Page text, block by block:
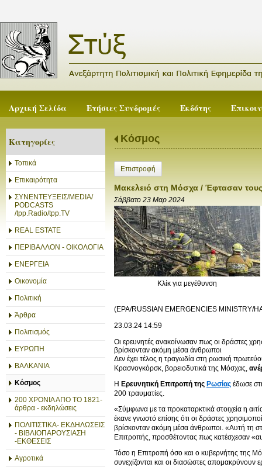
Αρχική Σελίδα Ετήσιες Συνδρομές Εκδότης
Κατηγορίες
Τοπικά
Επικαιρότητα
ΣΥΝΕΝΤΕΥΞΕΙΣ/MEDIA/
PODCASTS
/tpp.Radio/tpp.TV
REAL ESTATE
ΠΕΡΙΒΑΛΛΟΝ - ΟΙΚΟΛΟΓΙΑ
ΕΝΕΡΓΕΙΑ
Οικονομία
Πολιτική
Άρθρα
Πολιτισμός
ΕΥΡΩΠΗ
ΒΑΛΚΑΝΙΑ
Κόσμος
200 ΧΡΟΝΙΑ ΑΠΟ ΤΟ 1821-
άρθρα - εκδηλώσεις
ΠΟΛΙΤΙΣΤΙΚΑ- ΕΚΔΗΛΩΣΕΙΣ
- ΒΙΒΛΙΟΠΑΡΟΥΣΙΑΣΗ
-ΕΚΘΕΣΕΙΣ
Αγροτικά
Κόσμος
Επιστροφή
Μακελειό στη Μόσχα / Έφτασαν τους
Σάββατο 23 Μαρ 2024
Κλίκ για μεγέθυνση
(EPA/RUSSIAN EMERGENCIES MINISTRY/
23.03.24 14:59
Οι ερευνητές ανακοίνωσαν πως οι δράστες
βρίσκονταν ακόμη μέσα άνθρωποι
Δεν έχει τέλος η τραγωδία στη ρωσική
Κρασνογκόρσκ, βορειοδυτικά της Μόσχας,
Η Ερευνητική Επιτροπή της Ρωσίας έδωσε
200 τραυματίες.
«Σύμφωνα με τα προκαταρκτικά στοιχεία η
έκανε γνωστό επίσης ότι οι δράστες
βρίσκονταν ακόμη μέσα άνθρωποι. «Αυτή τη
Επιτροπής, προσθέτοντας πως κατέσχεσαν
Τόσο η Επιτροπή όσο και ο κυβερνήτης της
συνεχίζονται και οι διασώστες απομακρύνουν